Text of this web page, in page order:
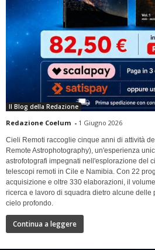
Il Blog della Redazione
Redazione Coelum - 1 Giugno 2026
Cieli Remoti raccoglie cinque anni di attività
Remote Astrophotography), un'esperienza
astrofotografi impegnati nell'esplorazione del
telescopi remoti in Cile e Namibia. Con 22
acquisizione e oltre 330 elaborazioni, il
ricerca e lavoro di squadra dietro alcune delle
cielo profondo.
Continua a leggere